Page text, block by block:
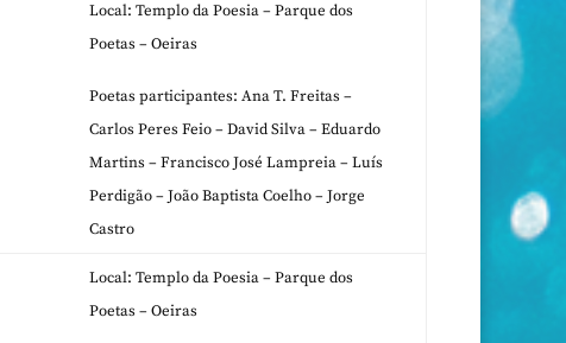
Local: Templo da Poesia – Parque dos
Poetas – Oeiras
Poetas participantes: Ana T. Freitas –
Carlos Peres Feio – David Silva – Eduardo
Martins – Francisco José Lampreia – Luís
Perdigão – João Baptista Coelho – Jorge
Castro
Local: Templo da Poesia – Parque dos
Poetas – Oeiras